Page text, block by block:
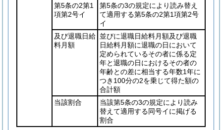
第5条の2第1
項第2号イ
第5条の3の規定により読み替え
て適用する第5条の2第1項第2号
イ
及び退職日給
料月額
並びに退職日給料月額及び退職
日給料月額に退職の日において
定められているその者に係る定
年と退職の日におけるその者の
年齢との差に相当する年数1年に
つき100分の2を乗じて得た額の
合計額
当該割合
当該第5条の3の規定により読み
替えて適用する同号イに掲げる
割合